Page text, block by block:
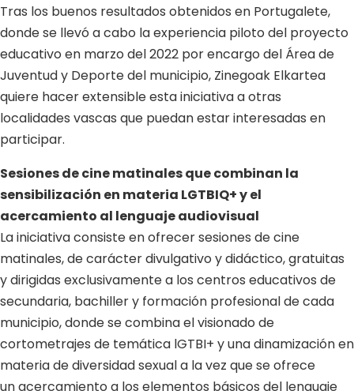
Tras los buenos resultados obtenidos en Portugalete,
donde se llevó a cabo la experiencia piloto del proyecto
educativo en marzo del 2022 por encargo del Área de
Juventud y Deporte del municipio, Zinegoak Elkartea
quiere hacer extensible estainiciativa a otras
localidades vascas que puedan estar interesadas en
participar.
Sesiones de cine matinales que combinan la
sensibilización en materia LGTBIQ+ y el
acercamiento al lenguajeaudiovisual
La iniciativa consiste en ofrecer sesiones de cine
matinales, de carácter divulgativo ydidáctico, gratuitas
y dirigidas exclusivamente a los centros educativos de
secundaria, bachiller y formación profesional de cada
municipio, donde se combinael visionado de
cortometrajes de temática lGTBI+ y una dinamización en
materia de diversidad sexual a la vez que se ofrece
unacercamiento a los elementos básicos del lenguaje